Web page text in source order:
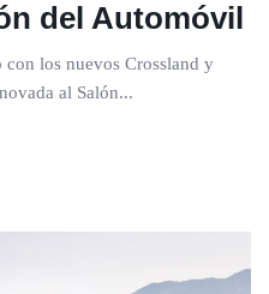
del Automóvil
los nuevos Crossland y
al Salón...